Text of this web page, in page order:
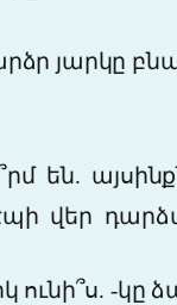
յարկը
են.
վեր
ունի՞ս. -կը